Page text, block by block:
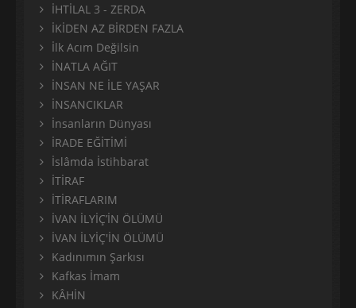
İHTİLAL 3 - ZERDA
İKİDEN AZ BİRDEN FAZLA
İlk Acım Değilsin
İNATLA AĞIT
İNSAN NE İLE YAŞAR
İNSANCIKLAR
İnsanların Dünyası
İRADE EĞİTİMİ
İslâmda İstihbarat
İTİRAF
İTİRAFLARIM
İVAN İLYİÇ’İN ÖLÜMÜ
İVAN İLYİÇ'İN ÖLÜMÜ
Kadınımın Şarkısı
Kafkas İmam
KÂHİN